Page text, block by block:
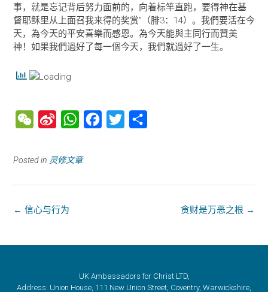
事，就是忘记背后努力面前的，向着标竿直跑，要得神在基
督耶稣里从上面召我来得的奖赏”（腓3：14）。我們要活在今
天，為今天的平安喜樂而感恩。為今天能與主同行而贊美
神！如果我們過好了每一個今天，我們就過好了一生。
W
C
t
n
e
b
W
a
p
k
Posted in 灵修文章
贪财是万恶之根 →
← 信心与行为
UK Ambassadors for Christ LTD,
Address: Union House, 111 New Union Street, Coventry, Warwickshire,